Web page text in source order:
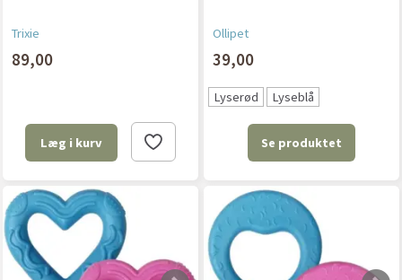
Trixie
89,00
Læg i kurv
Ollipet
39,00
Lyserød Lyseblå
Se produktet